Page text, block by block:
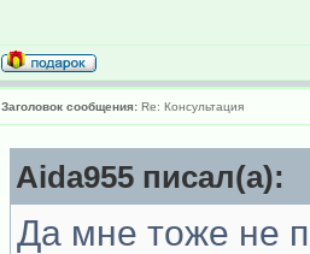
Заголовок сообщения: Re: Консультация
Aida955 писал(а):
Да мне тоже не